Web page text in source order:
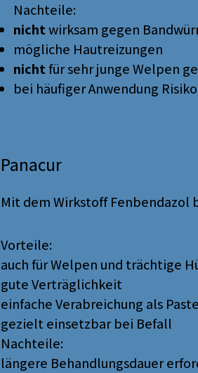
Nachteile:
nichtwirksam gegen
mögliche Hautreizungen
nichtfür sehr junge Welpen
bei häufiger Anwendung
Panacur
Mit dem Wirkstoff Fenbendazol
Vorteile:
auch für Welpen und trächtige
gute Verträglichkeit
einfache Verabreichung als
gezielt einsetzbar bei Befall
Nachteile:
längere Behandlungsdauer